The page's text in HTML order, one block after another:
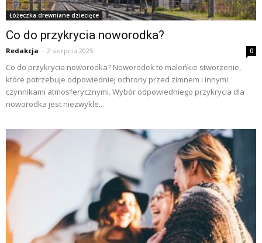
Łóżeczka drewniane dziecięce
Co do przykrycia noworodka?
Redakcja - 2 sierpnia 2025 0
Co do przykrycia noworodka? Noworodek to maleńkie stworzenie,
które potrzebuje odpowiedniej ochrony przed zimnem i innymi
czynnikami atmosferycznymi. Wybór odpowiedniego przykrycia dla
noworodka jest niezwykle...